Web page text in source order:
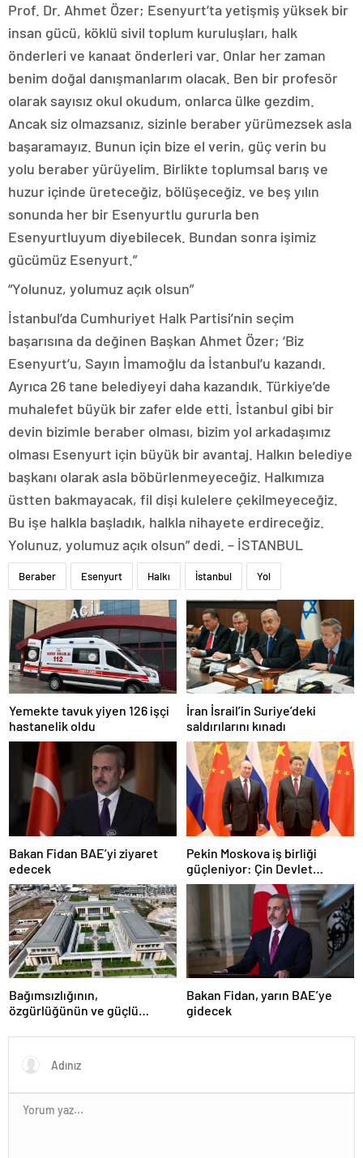
Prof. Dr. Ahmet Özer; Esenyurt’ta yetişmiş yüksek bir
insan gücü, köklü sivil toplum kuruluşları, halk
önderleri ve kanaat önderleri var. Onlar her zaman
benim doğal danışmanlarım olacak. Ben bir profesör
olarak sayısız okul okudum, onlarca ülke gezdim.
Ancak siz olmazsanız, sizinle beraber yürümezsek asla
başaramayız. Bunun için bize el verin, güç verin bu
yolu beraber yürüyelim. Birlikte toplumsal barış ve
huzur içinde üreteceğiz, bölüşeceğiz. ve beş yılın
sonunda her bir Esenyurtlu gururla ben
Esenyurtluyum diyebilecek. Bundan sonra işimiz
gücümüz Esenyurt.”
“Yolunuz, yolumuz açık olsun”
İstanbul’da Cumhuriyet Halk Partisi’nin seçim
başarısına da değinen Başkan Ahmet Özer; ‘Biz
Esenyurt’u, Sayın İmamoğlu da İstanbul’u kazandı.
Ayrıca 26 tane belediyeyi daha kazandık. Türkiye’de
muhalefet büyük bir zafer elde etti. İstanbul gibi bir
devin bizimle beraber olması, bizim yol arkadaşımız
olması Esenyurt için büyük bir avantaj. Halkın belediye
başkanı olarak asla böbürlenmeyeceğiz. Halkımıza
üstten bakmayacak, fil dişi kulelere çekilmeyeceğiz.
Bu işe halkla başladık, halkla nihayete erdireceğiz.
Yolunuz, yolumuz açık olsun” dedi. – İSTANBUL
Beraber Esenyurt Halkı İstanbul Yol
Yemekte tavuk yiyen 126 işçi
hastanelik oldu
İran İsrail’in Suriye’deki
saldırılarını kınadı
Bakan Fidan BAE’yi ziyaret
edecek
Pekin Moskova iş birliği
güçleniyor: Çin Devlet
Başkanı Zafer Günü için
Rusya’da olacak
Bağımsızlığının,
özgürlüğünün ve güçlü
Türkiye’den Yavru Vatan’a dev
eserler…
Bakan Fidan, yarın BAE’ye
gidecek